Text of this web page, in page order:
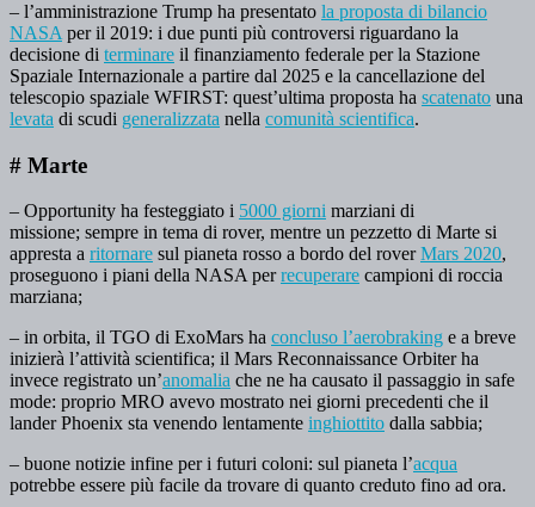
– l’amministrazione Trump ha presentato la proposta di bilancio
NASA per il 2019: i due punti più controversi riguardano la
decisione di terminare il finanziamento federale per la Stazione
Spaziale Internazionale a partire dal 2025 e la cancellazione del
telescopio spaziale WFIRST: quest’ultima proposta ha scatenato una
levata di scudi generalizzata nella comunità scientifica.
# Marte
– Opportunity ha festeggiato i 5000 giorni marziani di
missione; sempre in tema di rover, mentre un pezzetto di Marte si
appresta a ritornare sul pianeta rosso a bordo del roverMars 2020,
proseguono i piani della NASA perrecuperare campioni di roccia
marziana;
– in orbita, il TGO di ExoMars ha concluso l’aerobraking e a breve
inizierà l’attività scientifica; il Mars Reconnaissance Orbiter ha
invece registrato un’anomalia che ne ha causato il passaggio in safe
mode: proprio MRO avevo mostrato nei giorni precedenti che il
lander Phoenix sta venendo lentamente inghiottito dalla sabbia;
– buone notizie infine per i futuri coloni: sul pianeta l’acqua
potrebbe essere più facile da trovare di quanto creduto fino ad ora.